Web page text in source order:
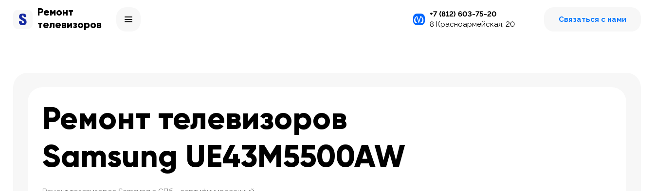
Ремонт
телевизоров
+7 (812) 603-75-20
8 Красноармейская, 20
Связаться с нами
Ремонт телевизоров
Samsung UE43M5500AW